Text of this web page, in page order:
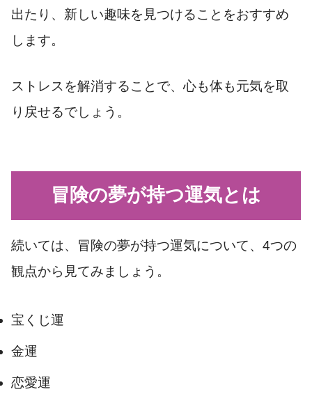
出たり、新しい趣味を見つけることをおすすめ
します。
ストレスを解消することで、心も体も元気を取
り戻せるでしょう。
冒険の夢が持つ運気とは
続いては、冒険の夢が持つ運気について、4つの
観点から見てみましょう。
宝くじ運
金運
恋愛運